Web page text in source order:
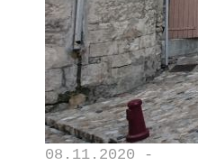
08.11.2020 -